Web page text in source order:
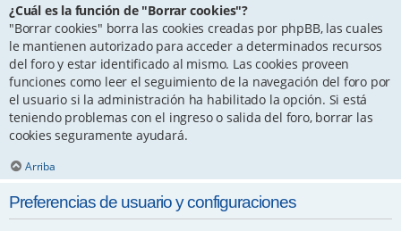
¿Cuál es la función de "Borrar cookies"?
"Borrar cookies" borra las cookies creadas por phpBB, las cuales
le mantienen autorizado para acceder a determinados recursos
del foro y estar identificado al mismo. Las cookies proveen
funciones como leer el seguimiento de la navegación del foro por
el usuario si la administración ha habilitado la opción. Si está
teniendo problemas con el ingreso o salida del foro, borrar las
cookies seguramente ayudará.
Arriba
Preferencias de usuario y configuraciones